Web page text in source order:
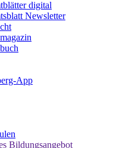
digital
Newsletter
App
Bildungsangebot